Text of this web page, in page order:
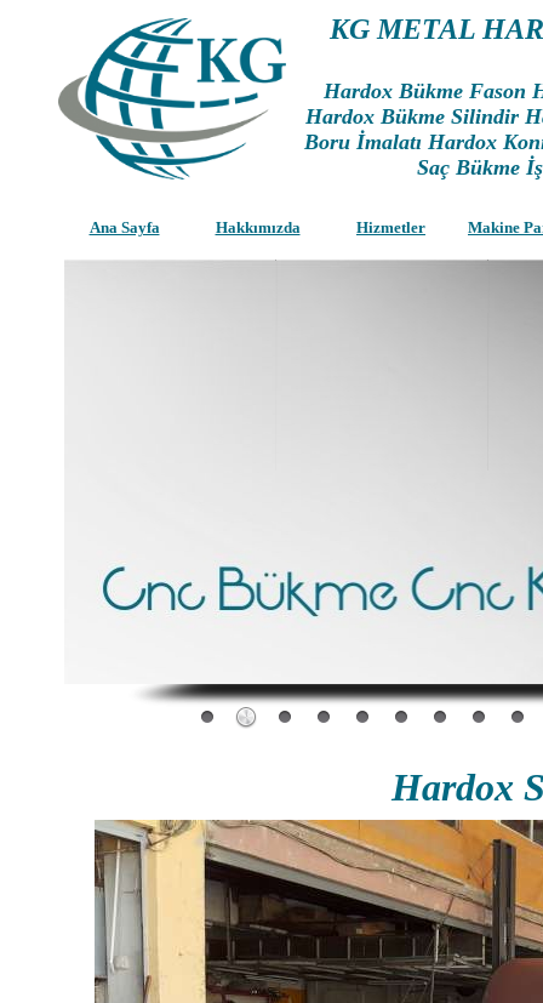
KG METAL
Hardox Bükme Fason
Hardox Bükme Silindir
Boru İmalatı Hardox
Saç Bükme
Ana Sayfa Hakkımızda Hizmetler Makine
Hardox